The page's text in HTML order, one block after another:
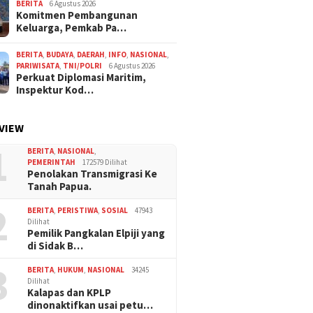
BERITA 6 Agustus 2026
Komitmen Pembangunan
Keluarga, Pemkab Pa…
BERITA, BUDAYA, DAERAH, INFO, NASIONAL,
PARIWISATA, TNI/POLRI 6 Agustus 2026
Perkuat Diplomasi Maritim,
Inspektur Kod…
BERITA, NASIONAL,
PEMERINTAH
172579 Dilihat
Penolakan Transmigrasi Ke
Tanah Papua.
BERITA, PERISTIWA, SOSIAL
47943
Dilihat
Pemilik Pangkalan Elpiji yang
di Sidak B…
BERITA, HUKUM, NASIONAL
34245
Dilihat
Kalapas dan KPLP
dinonaktifkan usai petu…